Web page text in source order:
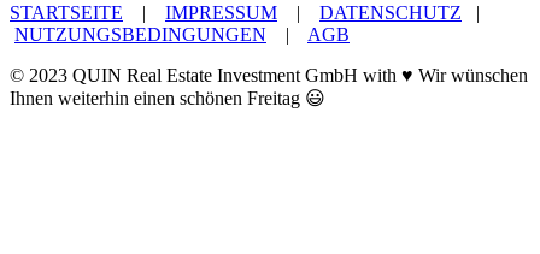
STARTSEITE | IMPRESSUM | DATENSCHUTZ |
NUTZUNGSBEDINGUNGEN | AGB
© 2023 QUIN Real Estate Investment GmbH with ♥ Wir wünschen
Ihnen weiterhin einen schönen Freitag 😃